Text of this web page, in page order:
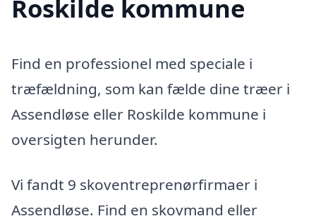
Roskilde kommune
Find en professionel med speciale i
træfældning, som kan fælde dine træer i
Assendløse eller Roskilde kommune i
oversigten herunder.
Vi fandt 9 skoventreprenørfirmaer i
Assendløse. Find en skovmand eller